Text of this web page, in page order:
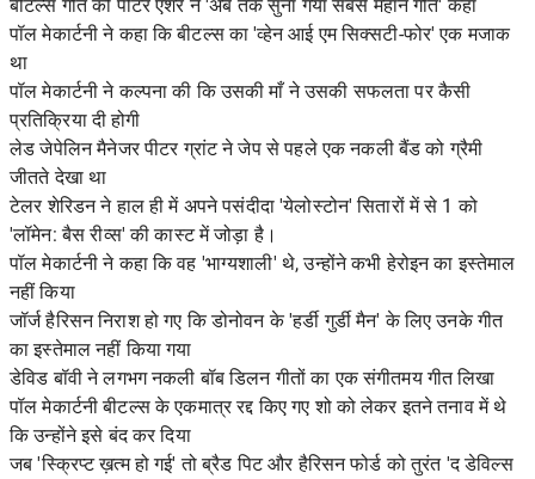
बीटल्स गीत को पीटर एशर ने 'अब तक सुना गया सबसे महान गीत' कहा
पॉल मेकार्टनी ने कहा कि बीटल्स का 'व्हेन आई एम सिक्सटी-फोर' एक मजाक
था
पॉल मेकार्टनी ने कल्पना की कि उसकी माँ ने उसकी सफलता पर कैसी
प्रतिक्रिया दी होगी
लेड जेपेलिन मैनेजर पीटर ग्रांट ने जेप से पहले एक नकली बैंड को ग्रैमी
जीतते देखा था
टेलर शेरिडन ने हाल ही में अपने पसंदीदा 'येलोस्टोन' सितारों में से 1 को
'लॉमेन: बैस रीव्स' की कास्ट में जोड़ा है।
पॉल मेकार्टनी ने कहा कि वह 'भाग्यशाली' थे, उन्होंने कभी हेरोइन का इस्तेमाल
नहीं किया
जॉर्ज हैरिसन निराश हो गए कि डोनोवन के 'हर्डी गुर्डी मैन' के लिए उनके गीत
का इस्तेमाल नहीं किया गया
डेविड बॉवी ने लगभग नकली बॉब डिलन गीतों का एक संगीतमय गीत लिखा
पॉल मेकार्टनी बीटल्स के एकमात्र रद्द किए गए शो को लेकर इतने तनाव में थे
कि उन्होंने इसे बंद कर दिया
जब 'स्क्रिप्ट ख़त्म हो गई' तो ब्रैड पिट और हैरिसन फोर्ड को तुरंत 'द डेविल्स